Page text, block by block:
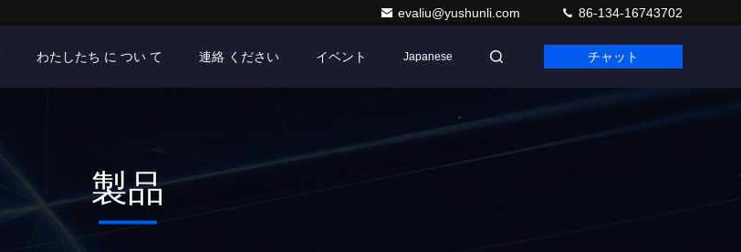
evaliu@yushunli.com 86-134-16743702
わたしたち に つい て 連絡 ください イベント Japanese チャット
製品